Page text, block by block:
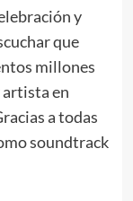
y
que
millones
artista en
a todas
soundtrack